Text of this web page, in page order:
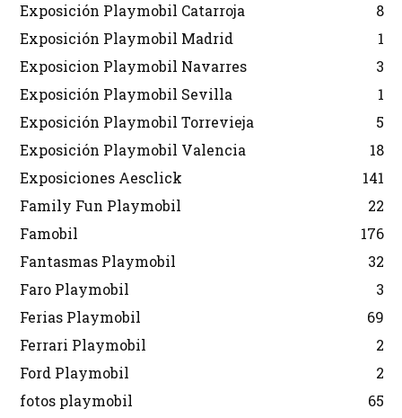
Exposición Playmobil Catarroja
8
Exposición Playmobil Madrid
1
Exposicion Playmobil Navarres
3
Exposición Playmobil Sevilla
1
Exposición Playmobil Torrevieja
5
Exposición Playmobil Valencia
18
Exposiciones Aesclick
141
Family Fun Playmobil
22
Famobil
176
Fantasmas Playmobil
32
Faro Playmobil
3
Ferias Playmobil
69
Ferrari Playmobil
2
Ford Playmobil
2
fotos playmobil
65